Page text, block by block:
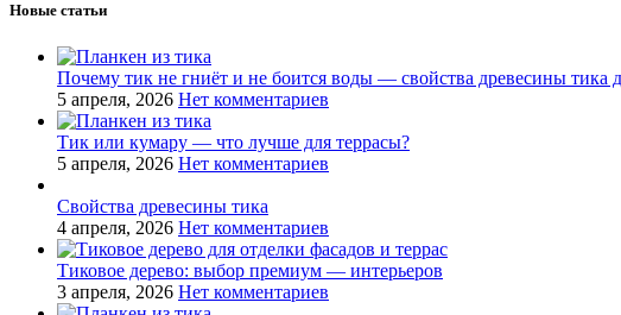
Новые статьи
Почему тик не гниёт и не боится воды — свойства древесины тика
5 апреля, 2026 Нет комментариев
Тик или кумару — что лучше для террасы?
5 апреля, 2026 Нет комментариев
Свойства древесины тика
4 апреля, 2026 Нет комментариев
Тиковое дерево: выбор премиум — интерьеров
3 апреля, 2026 Нет комментариев